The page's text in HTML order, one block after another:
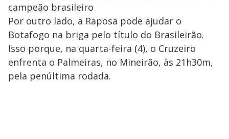
campeão brasileiro
Por outro lado, a Raposa pode ajudar o
Botafogo na briga pelo título do Brasileirão.
Isso porque, na quarta-feira (4), o Cruzeiro
enfrenta o Palmeiras, no Mineirão, às 21h30m,
pela penúltima rodada.